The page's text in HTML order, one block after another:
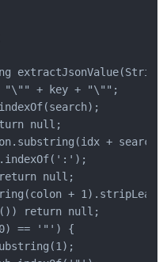
+ key + "\"";
null;
+
null;
+
return null;
== '"') {